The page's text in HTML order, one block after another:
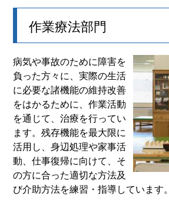
作業療法部門
病気や事故のために障害を
負った方々に、実際の生活
に必要な諸機能の維持改善
をはかるために、作業活動
を通じて、治療を行ってい
ます。残存機能を最大限に
活用し、身辺処理や家事活
動、仕事復帰に向けて、そ
の方に合った適切な方法及
び介助方法を練習・指導しています。